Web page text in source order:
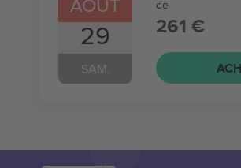
29
SAM.
de
261 €